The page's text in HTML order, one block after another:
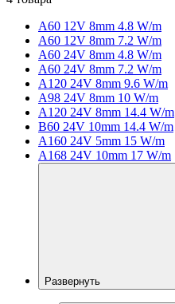
A60 12V 8mm 4.8 W/m
A60 12V 8mm 7.2 W/m
A60 24V 8mm 4.8 W/m
A60 24V 8mm 7.2 W/m
A120 24V 8mm 9.6 W/m
A98 24V 8mm 10 W/m
A120 24V 8mm 14.4 W/m
B60 24V 10mm 14.4 W/m
A160 24V 5mm 15 W/m
A168 24V 10mm 17 W/m
Развернуть